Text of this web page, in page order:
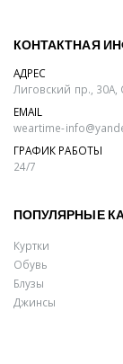
КОНТАКТНАЯ
АДРЕС
Лиговский пр., 30А,
EMAIL
weartime-
ГРАФИК РАБОТЫ
24/7
ПОПУЛЯРНЫЕ
Куртки
Обувь
Блузы
Джинсы